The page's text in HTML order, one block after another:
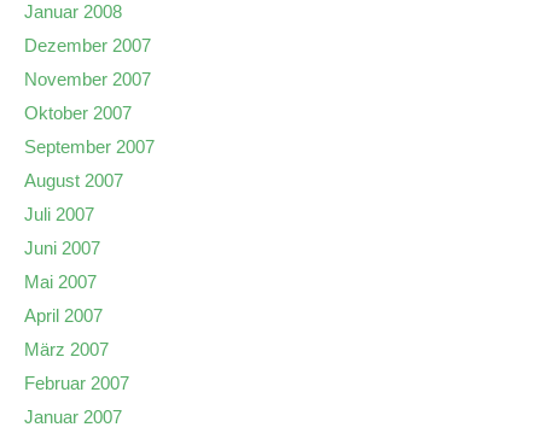
Januar 2008
Dezember 2007
November 2007
Oktober 2007
September 2007
August 2007
Juli 2007
Juni 2007
Mai 2007
April 2007
März 2007
Februar 2007
Januar 2007